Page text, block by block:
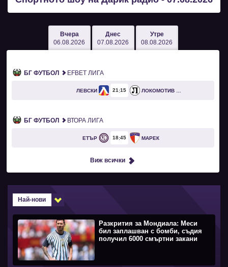
Вчера
06.08.2026
Днес
07.08.2026
Утре
08.08.2026
БГ ФУТБОЛ EFBET ЛИГА
ЛЕВСКИ 21 15 ЛОКОМОТИВ ПЛОВДИВ
БГ ФУТБОЛ ВТОРА ЛИГА
ЕТЪР 18 45 МАРЕК
Виж всички
Най-нови
Разкрития за Мондиала: Меси
бил заплашван с бомби, съдия
получил 6000 смъртни закани